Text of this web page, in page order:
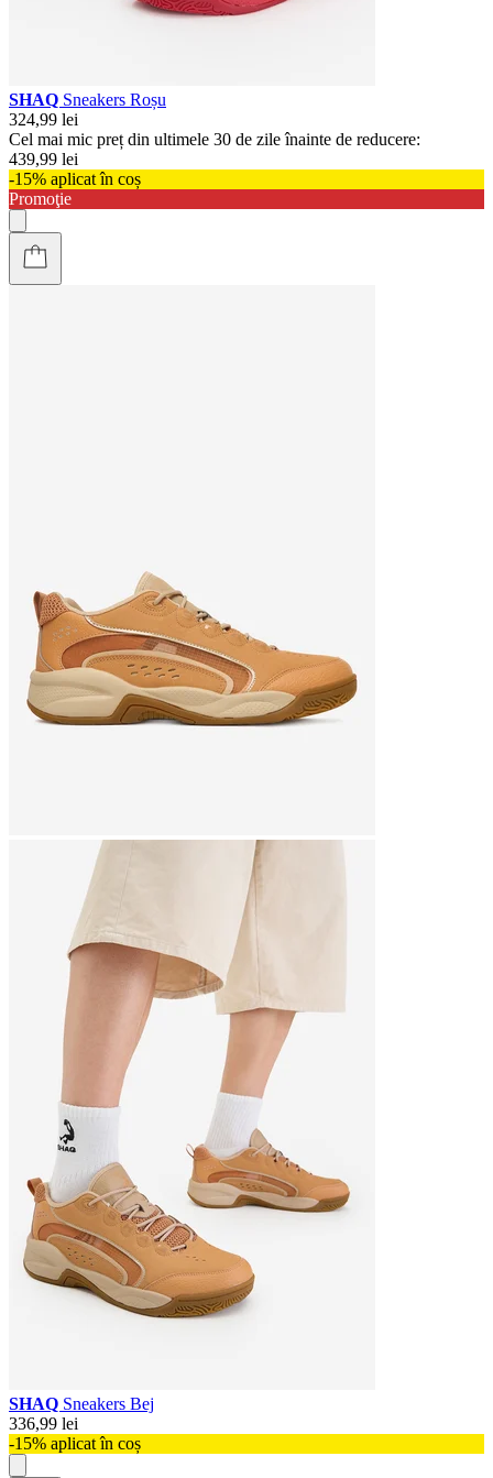
SHAQ Sneakers Roșu
324,99 lei
Cel mai mic preț din ultimele 30 de zile înainte de reducere:
439,99 lei
-15% aplicat în coș
Promoţie
SHAQ Sneakers Bej
336,99 lei
-15% aplicat în coș